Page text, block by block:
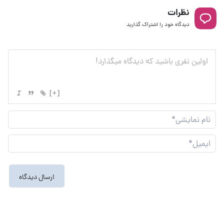
نظرات
دیدگاه خود را اشتراک گذارید
[+]
نام